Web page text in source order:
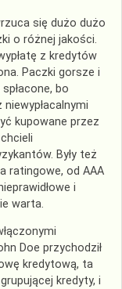
się dużo dużo
o różnej jakości.
z kredytów
Paczki gorsze i
bo
kupowane przez
Były też
ratingowe, od AAA
i
warta.
Doe przychodził
kredytową, ta
kredyty, i